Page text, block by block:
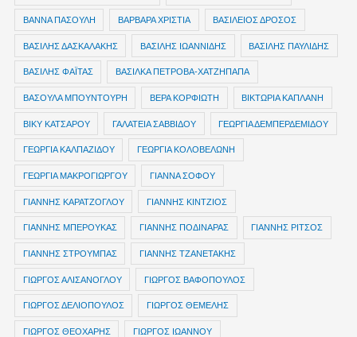
ΒΑΝΝΑ ΠΑΣΟΥΛΗ ΒΑΡΒΑΡΑ ΧΡΙΣΤΙΑ ΒΑΣΙΛΕΙΟΣ ΔΡΟΣΟΣ
ΒΑΣΙΛΗΣ ΔΑΣΚΑΛΑΚΗΣ ΒΑΣΙΛΗΣ ΙΩΑΝΝΙΔΗΣ ΒΑΣΙΛΗΣ ΠΑΥΛΙΔΗΣ
ΒΑΣΙΛΗΣ ΦΑΪΤΑΣ ΒΑΣΙΛΚΑ ΠΕΤΡΟΒΑ-ΧΑΤΖΗΠΑΠΑ
ΒΑΣΟΥΛΑ ΜΠΟΥΝΤΟΥΡΗ ΒΕΡΑ ΚΟΡΦΙΩΤΗ ΒΙΚΤΩΡΙΑ ΚΑΠΛΑΝΗ
ΒΙΚΥ ΚΑΤΣΑΡΟΥ ΓΑΛΑΤΕΙΑ ΣΑΒΒΙΔΟΥ ΓΕΩΡΓΙΑ ΔΕΜΠΕΡΔΕΜΙΔΟΥ
ΓΕΩΡΓΙΑ ΚΑΛΠΑΖΙΔΟΥ ΓΕΩΡΓΙΑ ΚΟΛΟΒΕΛΩΝΗ
ΓΕΩΡΓΙΑ ΜΑΚΡΟΓΙΩΡΓΟΥ ΓΙΑΝΝΑ ΣΟΦΟΥ
ΓΙΑΝΝΗΣ ΚΑΡΑΤΖΟΓΛΟΥ ΓΙΑΝΝΗΣ ΚΙΝΤΖΙΟΣ
ΓΙΑΝΝΗΣ ΜΠΕΡΟΥΚΑΣ ΓΙΑΝΝΗΣ ΠΟΔΙΝΑΡΑΣ ΓΙΑΝΝΗΣ ΡΙΤΣΟΣ
ΓΙΑΝΝΗΣ ΣΤΡΟΥΜΠΑΣ ΓΙΑΝΝΗΣ ΤΖΑΝΕΤΑΚΗΣ
ΓΙΩΡΓΟΣ ΑΛΙΣΑΝΟΓΛΟΥ ΓΙΩΡΓΟΣ ΒΑΦΟΠΟΥΛΟΣ
ΓΙΩΡΓΟΣ ΔΕΛΙΟΠΟΥΛΟΣ ΓΙΩΡΓΟΣ ΘΕΜΕΛΗΣ
ΓΙΩΡΓΟΣ ΘΕΟΧΑΡΗΣ ΓΙΩΡΓΟΣ ΙΩΑΝΝΟΥ